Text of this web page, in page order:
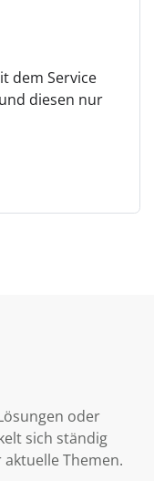
dem Service
diesen nur
oder
sich ständig
Themen.